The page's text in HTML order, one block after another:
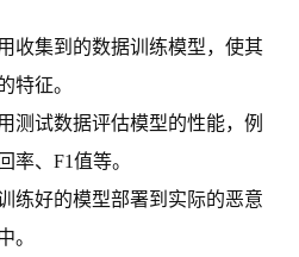
收集到的数据训练模型，使其
特征。
测试数据评估模型的性能，例
率、F1值等。
练好的模型部署到实际的恶意
。